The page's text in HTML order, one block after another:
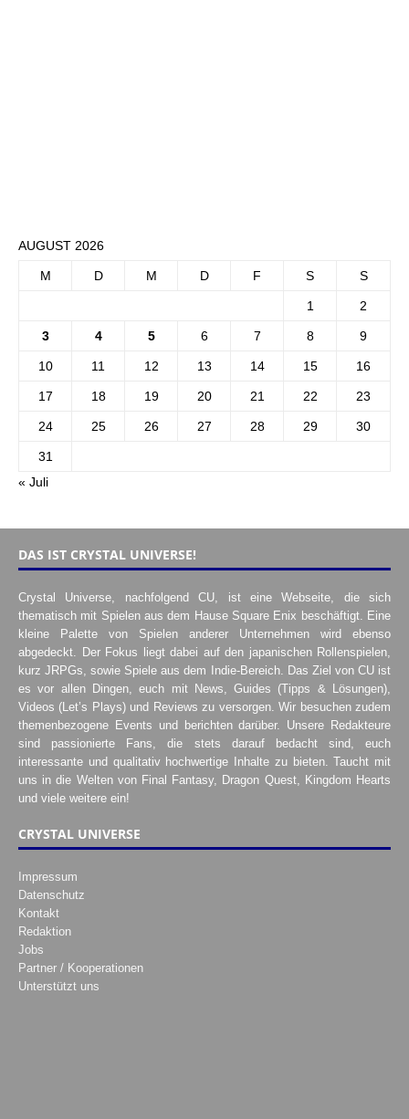
AUGUST 2026
M D M D F S S
1 2
3 4 5 6 7 8 9
10 11 12 13 14 15 16
17 18 19 20 21 22 23
24 25 26 27 28 29 30
31
« Juli
DAS IST CRYSTAL UNIVERSE!
Crystal Universe, nachfolgend CU, ist eine Webseite, die sich
thematisch mit Spielen aus dem Hause Square Enix beschäftigt. Eine
kleine Palette von Spielen anderer Unternehmen wird ebenso
abgedeckt. Der Fokus liegt dabei auf den japanischen Rollenspielen,
kurz JRPGs, sowie Spiele aus dem Indie-Bereich. Das Ziel von CU ist
es vor allen Dingen, euch mit News, Guides (Tipps & Lösungen),
Videos (Let’s Plays) und Reviews zu versorgen. Wir besuchen zudem
themenbezogene Events und berichten darüber. Unsere Redakteure
sind passionierte Fans, die stets darauf bedacht sind, euch
interessante und qualitativ hochwertige Inhalte zu bieten. Taucht mit
uns in die Welten von Final Fantasy, Dragon Quest, Kingdom Hearts
und viele weitere ein!
CRYSTAL UNIVERSE
Impressum
Datenschutz
Kontakt
Redaktion
Jobs
Partner / Kooperationen
Unterstützt uns